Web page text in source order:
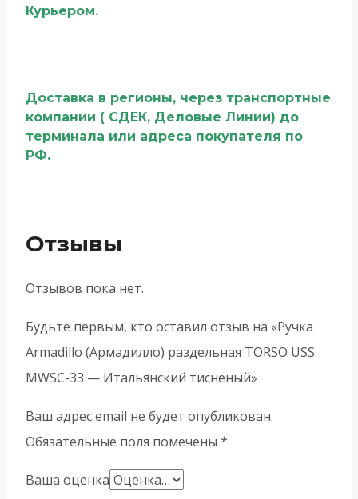
Курьером.
Доставка в регионы, через транспортные
компании ( СДЕК, Деловые Линии) до
терминала или адреса покупателя по
РФ.
Отзывы
Отзывов пока нет.
Будьте первым, кто оставил отзыв на «Ручка
Armadillo (Армадилло) раздельная TORSO USS
MWSC-33 — Итальянский тисненый»
Ваш адрес email не будет опубликован.
Обязательные поля помечены *
Ваша оценка